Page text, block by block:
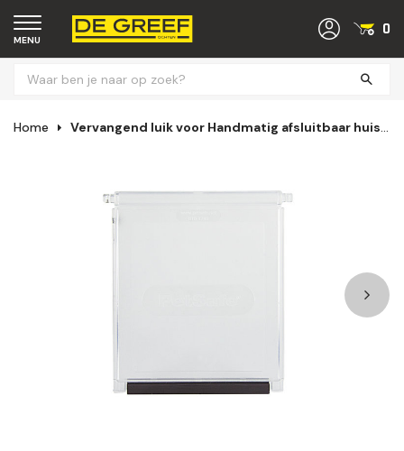
MENU
0
Home Vervangend luik voor Handmatig afsluitbaar huisdierluik (S)